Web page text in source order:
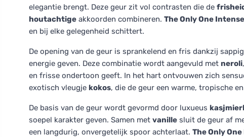
elegantie brengt. Deze geur zit vol contrasten die de
houtachtige akkoorden combineren. The Only One Intense
en bij elke gelegenheid schittert.
De opening van de geur is sprankelend en fris dankzij
energie geven. Deze combinatie wordt aangevuld met neroli
en frisse ondertoon geeft. In het hart ontvouwen zich
exotisch vleugje kokos, die de geur een warme, tropische
De basis van de geur wordt gevormd door luxueus
soepel karakter geven. Samen met vanille sluit de geur af
een langdurig, onvergetelijk spoor achterlaat. The Only